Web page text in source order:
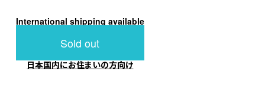
International shipping available
Sold out
日本国内にお住まいの方向け